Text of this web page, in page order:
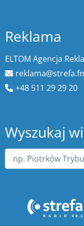
Reklama
ELTOM Agencja
+48 511 29 29 20
Wyszukaj